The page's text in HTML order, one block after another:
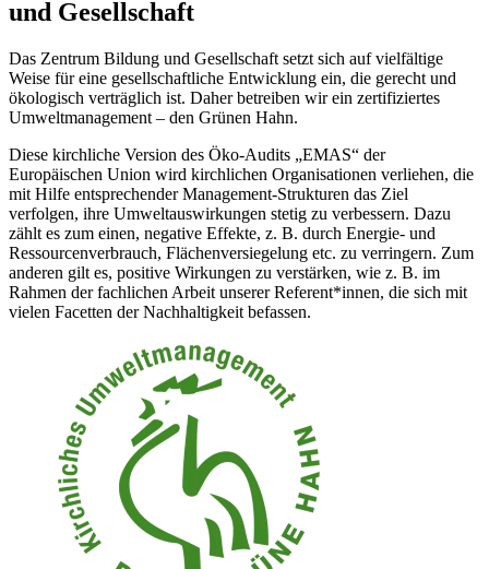
und Gesellschaft
Das Zentrum Bildung und Gesellschaft setzt sich auf vielfältige
Weise für eine gesellschaftliche Entwicklung ein, die gerecht und
ökologisch verträglich ist. Daher betreiben wir ein zertifiziertes
Umweltmanagement – den Grünen Hahn.
Diese kirchliche Version des Öko-Audits „EMAS“ der
Europäischen Union wird kirchlichen Organisationen verliehen, die
mit Hilfe entsprechender Management-Strukturen das Ziel
verfolgen, ihre Umweltauswirkungen stetig zu verbessern. Dazu
zählt es zum einen, negative Effekte, z. B. durch Energie- und
Ressourcenverbrauch, Flächenversiegelung etc. zu verringern. Zum
anderen gilt es, positive Wirkungen zu verstärken, wie z. B. im
Rahmen der fachlichen Arbeit unserer Referent*innen, die sich mit
vielen Facetten der Nachhaltigkeit befassen.